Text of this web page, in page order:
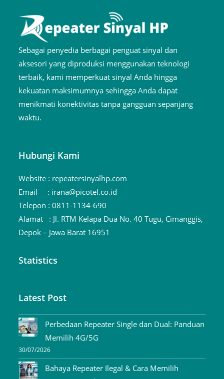
Sebagai penyedia berbagai penguat sinyal dan
aksesori yang diproduksi menggunakan teknologi
terbaik, kami memperkuat sinyal Anda hingga
kekuatan maksimumnya sehingga Anda dapat
menikmati konektivitas tanpa gangguan sepanjang
waktu.
Hubungi Kami
Website : repeatersinyalhp.com
Email : irana@picotel.co.id
Telepon :0811-1134-690
Alamat : Jl. RTM Kelapa Dua No. 40 Tugu, Cimanggis,
Depok – Jawa Barat 16951
Statistics
Latest Post
Perbedaan Repeater Single dan Dual: Panduan
Memilih 4G/5G
30/07/2026
Bahaya Repeater Ilegal & Cara Memilih